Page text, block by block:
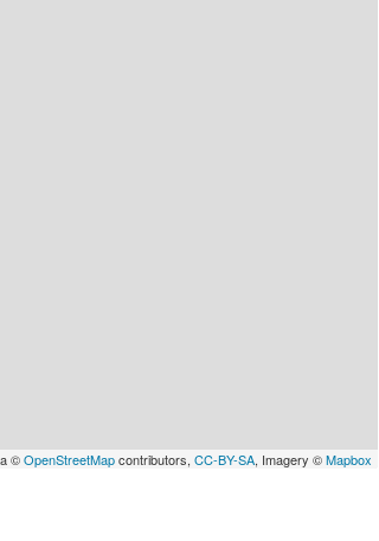
©OpenStreetMapcontributors,CC-BY-SA, Imagery ©Mapbox